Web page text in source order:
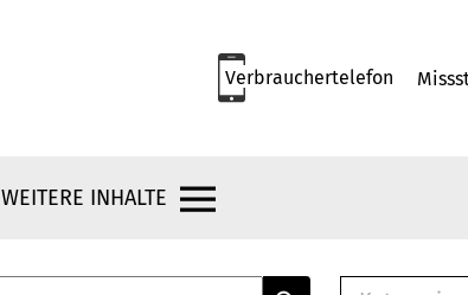
Verbrauchertelefon
WEITERE INHALTE